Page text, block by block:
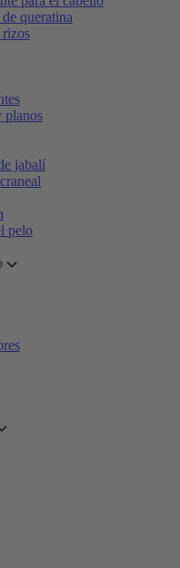
queratina
planos
jabalí
pelo